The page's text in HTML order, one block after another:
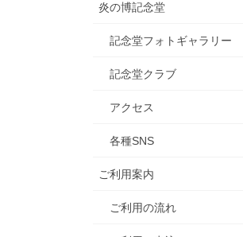
炎の博記念堂
記念堂フォトギャラリー
記念堂クラブ
アクセス
各種SNS
ご利用案内
ご利用の流れ